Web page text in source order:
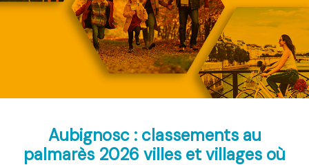
Aubignosc : classements au
palmarès 2026 villes et villages où